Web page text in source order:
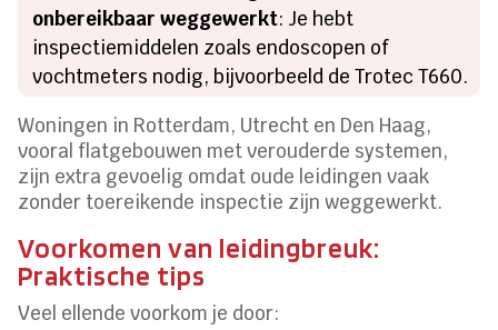
onbereikbaar weggewerkt: Je hebt
inspectiemiddelen zoals endoscopen of
vochtmeters nodig, bijvoorbeeld de Trotec T660.
Woningen in Rotterdam, Utrecht en Den Haag,
vooral flatgebouwen met verouderde systemen,
zijn extra gevoelig omdat oude leidingen vaak
zonder toereikende inspectie zijn weggewerkt.
Voorkomen van leidingbreuk:
Praktische tips
Veel ellende voorkom je door: